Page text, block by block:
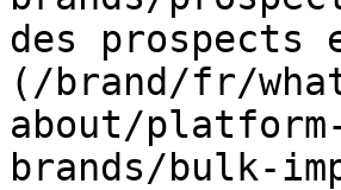
des prospects
(/brand/fr/
about/
brands/bulk-